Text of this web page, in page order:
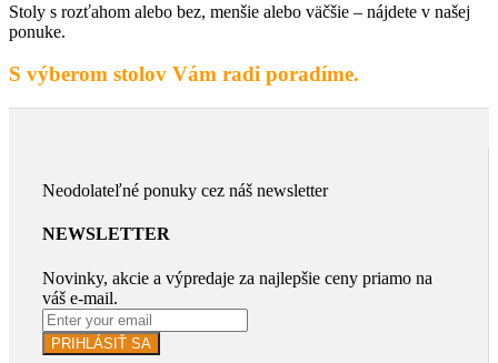
Stoly s rozťahom alebo bez, menšie alebo väčšie – nájdete v našej
ponuke.
S výberom stolov Vám radi poradíme.
Neodolateľné ponuky cez náš newsletter
NEWSLETTER
Novinky, akcie a výpredaje za najlepšie ceny priamo na
váš e-mail.
PRIHLÁSIŤ SA